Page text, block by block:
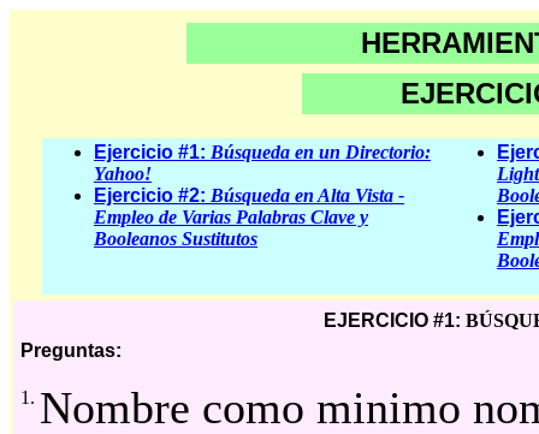
Ejercicio #1: Búsqueda en un Directorio:
Yahoo!
Ejercicio #2: Búsqueda en Alta Vista -
Empleo de Varias Palabras Clave y
Booleanos Sustitutos
EJERCICIO #1:
Preguntas:
1. Nombre como minimo